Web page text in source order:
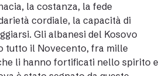
la costanza, la fede
cordiale, la capacità di
Gli albanesi del Kosovo
tutto il Novecento, fra mille
li hanno fortificati nello spirito e